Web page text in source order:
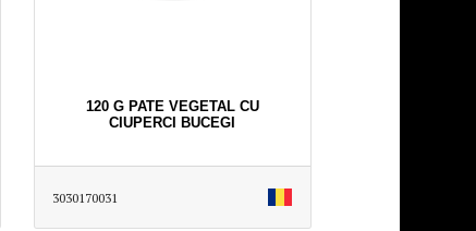
120 G PATE VEGETAL CU
CIUPERCI BUCEGI
3030170031